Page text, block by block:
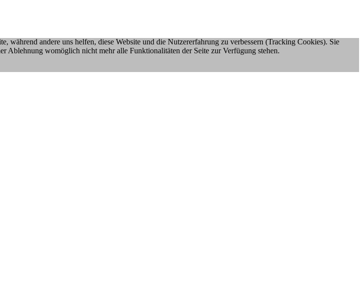
während andere uns helfen, diese Website und die Nutzererfahrung zu verbessern (Tracking Cookies). Sie
Ablehnung womöglich nicht mehr alle Funktionalitäten der Seite zur Verfügung stehen.